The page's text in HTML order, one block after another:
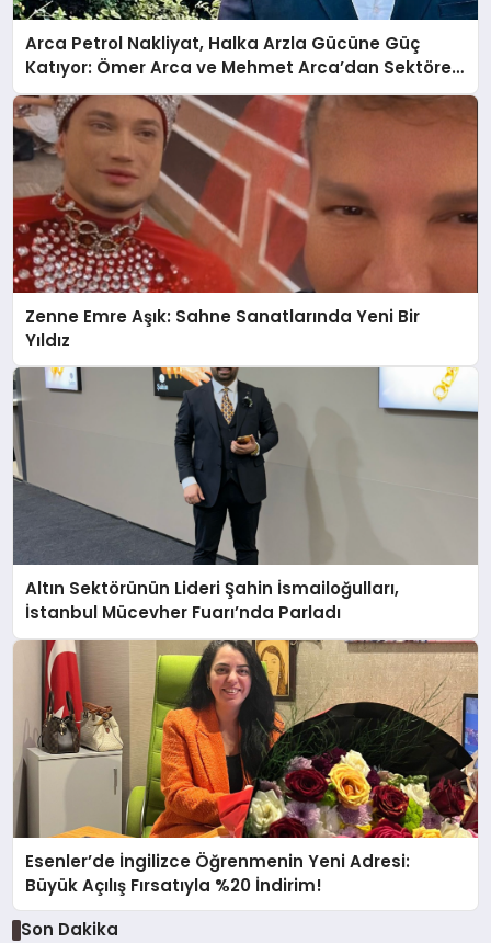
Arca Petrol Nakliyat, Halka Arzla Gücüne Güç
Katıyor: Ömer Arca ve Mehmet Arca’dan Sektöre
Güçlü Yatırım
Zenne Emre Aşık: Sahne Sanatlarında Yeni Bir
Yıldız
Altın Sektörünün Lideri Şahin İsmailoğulları,
İstanbul Mücevher Fuarı’nda Parladı ￼
Esenler’de İngilizce Öğrenmenin Yeni Adresi:
Büyük Açılış Fırsatıyla %20 İndirim!
Son Dakika